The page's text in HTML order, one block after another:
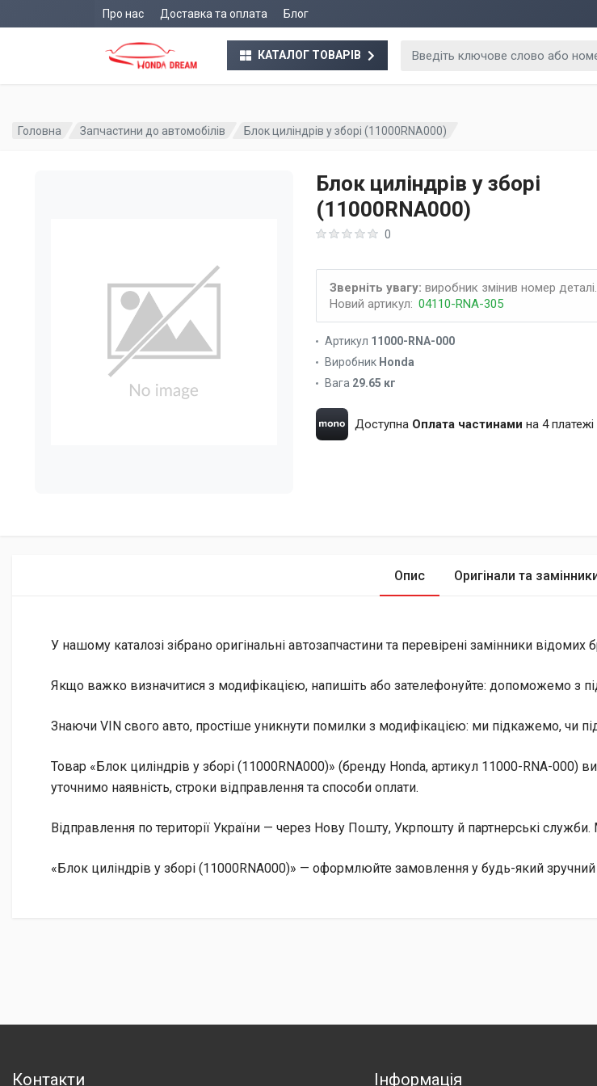
Про нас Доставка та оплата Блог
КАТАЛОГ ТОВАРІВ
Головна Запчастини до автомобілів Блок циліндрів у зборі (11000RNA000)
Блок циліндрів у зборі
(11000RNA000)
0
Зверніть увагу: виробник змінив номер деталі.
Новий артикул: 04110-RNA-305
Артикул 11000-RNA-000
Виробник Honda
Вага 29.65 кг
Доступна Оплата частинами на 4 платежі
Опис Оригінали та
У нашому каталозі зібрано оригінальні автозапчастини та перевірені замінники
Якщо важко визначитися з модифікацією, напишіть або зателефонуйте: допоможемо з
Знаючи VIN свого авто, простіше уникнути помилки з модифікацією: ми підкажемо, чи
Товар «Блок циліндрів у зборі (11000RNA000)» (бренду Honda, артикул 11000-RNA-000)
уточнимо наявність, строки відправлення та способи оплати.
Відправлення по території України — через Нову Пошту, Укрпошту й партнерські
«Блок циліндрів у зборі (11000RNA000)» — оформлюйте замовлення у будь-який
Контакти Інформація